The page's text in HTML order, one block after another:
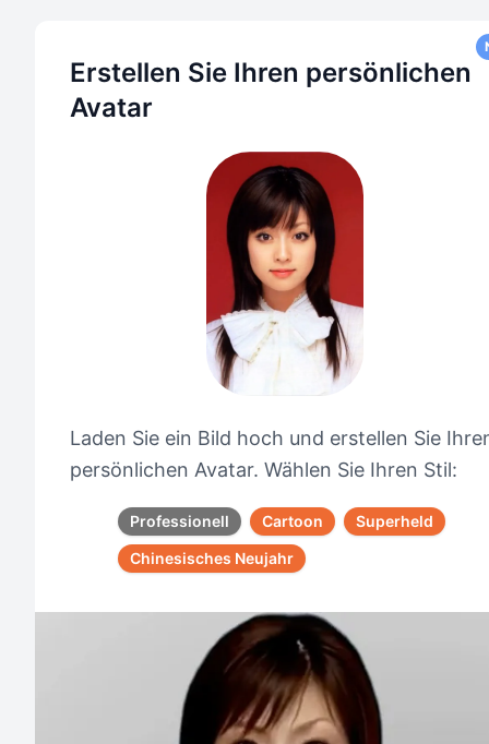
Erstellen Sie Ihren persönlichen
Avatar
Laden Sie ein Bild hoch und erstellen Sie
persönlichen Avatar. Wählen Sie Ihren Stil:
Professionell Cartoon
Superheld
Chinesisches Neujahr